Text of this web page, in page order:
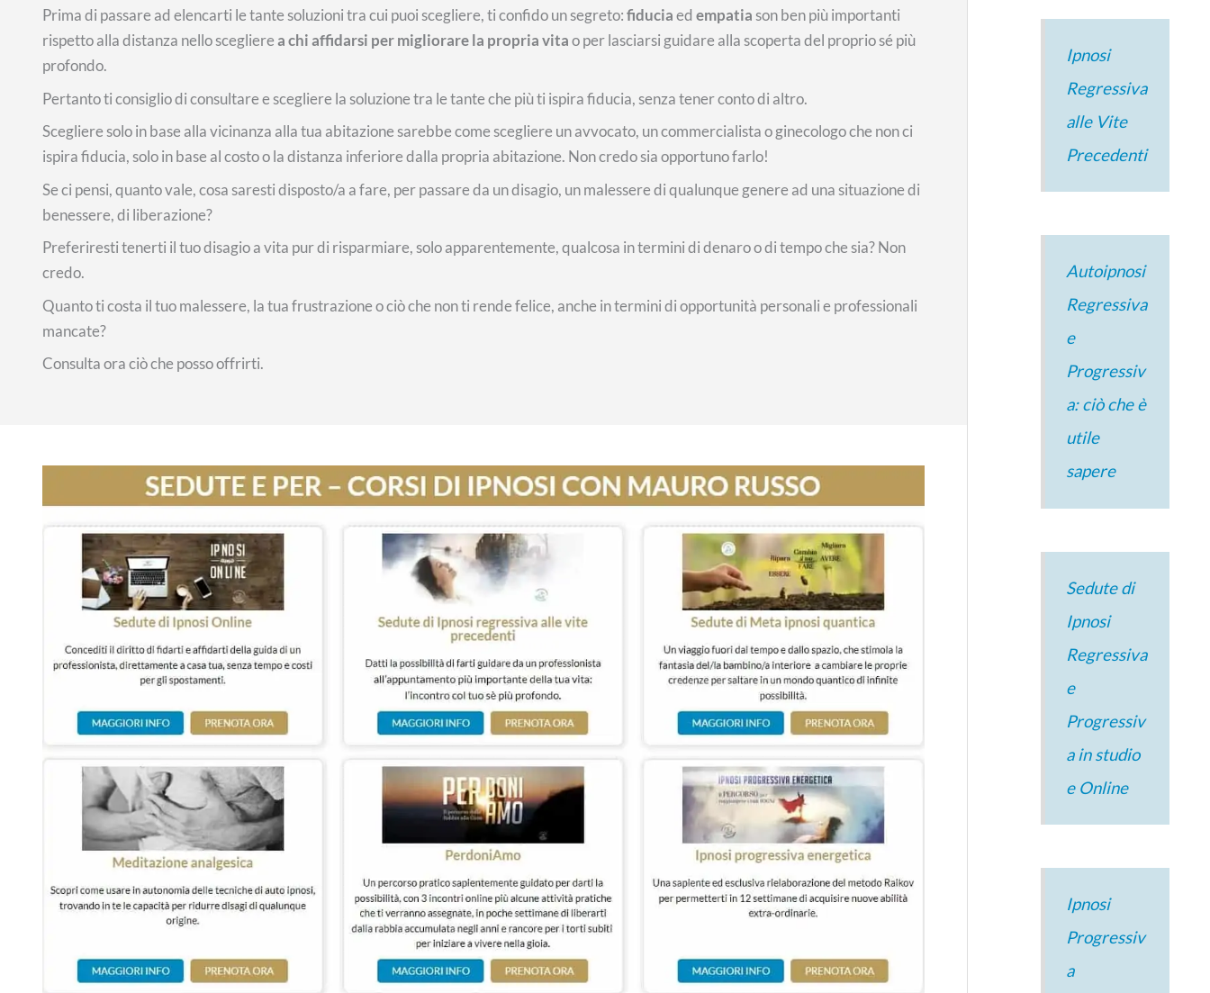
Prima di passare ad elencarti le tante soluzioni tra cui puoi scegliere, ti confido un segreto:fiduciaedempatiason ben più importanti
rispetto alla distanza nello sceglierea chi affidarsi per migliorare la propria vitao per lasciarsi guidare alla scoperta del proprio sé più
profondo.
Pertanto ti consiglio di consultare e scegliere la soluzione tra le tante che più ti ispira fiducia, senza tener conto di altro.
Scegliere solo in base alla vicinanza alla tua abitazione sarebbe come scegliere un avvocato, un commercialista o ginecologo che non ci
ispira fiducia, solo in base al costo o la distanza inferiore dalla propria abitazione. Non credo sia opportuno farlo!
Se ci pensi, quanto vale, cosa saresti disposto/a a fare, per passare da un disagio, un malessere di qualunque genere ad una situazione di
benessere, di liberazione?
Preferiresti tenerti il tuo disagio a vita pur di risparmiare, solo apparentemente, qualcosa in termini di denaro o di tempo che sia? Non
credo.
Quanto ti costa il tuo malessere, la tua frustrazione o ciò che non ti rende felice, anche in termini di opportunità personali e professionali
mancate?
Consulta ora ciò che posso offrirti.
Ipnosi
Regressiva
alle Vite
Precedenti
Autoipnosi
Regressiva
e
Progressiv
a: ciò che è
utile
sapere
Sedute di
Ipnosi
Regressiva
e
Progressiv
a in studio
e Online
Ipnosi
Progressiv
a